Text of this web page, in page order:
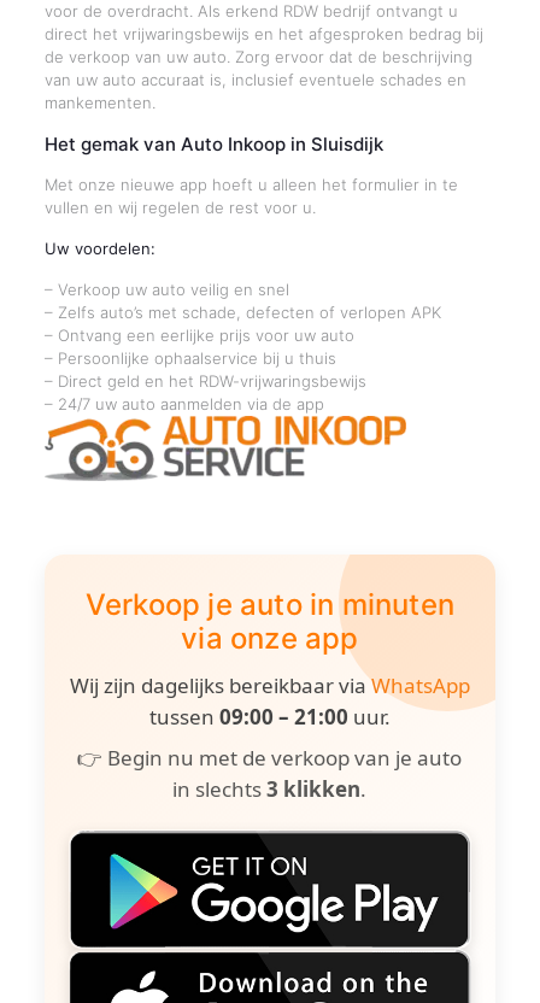
voor de overdracht. Als erkend RDW bedrijf ontvangt u
direct het vrijwaringsbewijs en het afgesproken bedrag bij
de verkoop van uw auto. Zorg ervoor dat de beschrijving
van uw auto accuraat is, inclusief eventuele schades en
mankementen.
Het gemak van Auto Inkoop in Sluisdijk
Met onze nieuwe app hoeft u alleen het formulier in te
vullen en wij regelen de rest voor u.
Uw voordelen:
– Verkoop uw auto veilig en snel
– Zelfs auto’s met schade, defecten of verlopen APK
– Ontvang een eerlijke prijs voor uw auto
– Persoonlijke ophaalservice bij u thuis
– Direct geld en het RDW-vrijwaringsbewijs
– 24/7 uw auto aanmelden via de app
Verkoop je auto in minuten
via onze app
Wij zijn dagelijks bereikbaar viaWhatsApp
tussen 09:00 – 21:00 uur.
👉 Begin nu met de verkoop van je auto
in slechts3 klikken.